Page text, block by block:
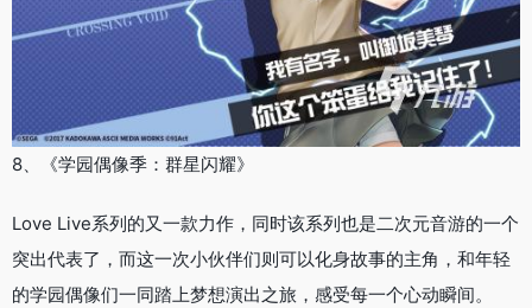
8、《学园偶像季：群星闪耀》
Love Live系列的又一款力作，同时该系列也是二次元音游的一个
突出代表了，而这一次小伙伴们则可以化身故事的主角，和年轻
的学园偶像们一同踏上梦想演出之旅，感受每一个心动瞬间。